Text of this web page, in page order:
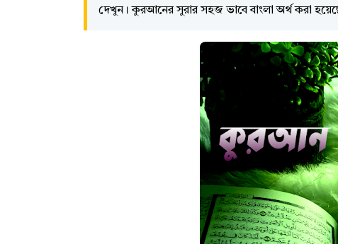
দেখুন। কুরআনের সুরার সহজ ভাবে বাংলা অর্থ করা